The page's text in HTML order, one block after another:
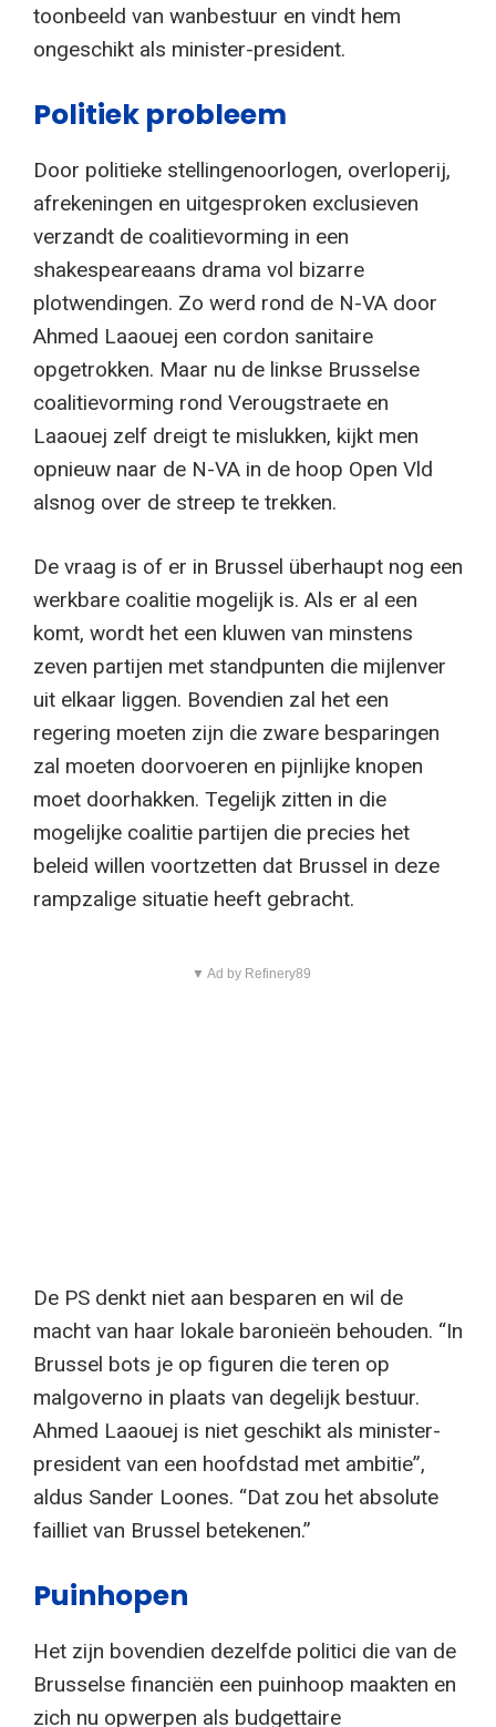
toonbeeld van wanbestuur en vindt hem
ongeschikt als minister-president.
Politiek probleem
Door politieke stellingenoorlogen, overloperij,
afrekeningen en uitgesproken exclusieven
verzandt de coalitievorming in een
shakespeareaans drama vol bizarre
plotwendingen. Zo werd rond de N-VA door
Ahmed Laaouej een cordon sanitaire
opgetrokken. Maar nu de linkse Brusselse
coalitievorming rond Verougstraete en
Laaouej zelf dreigt te mislukken, kijkt men
opnieuw naar de N-VA in de hoop Open Vld
alsnog over de streep te trekken.
De vraag is of er in Brussel überhaupt nog een
werkbare coalitie mogelijk is. Als er al een
komt, wordt het een kluwen van minstens
zeven partijen met standpunten die mijlenver
uit elkaar liggen. Bovendien zal het een
regering moeten zijn die zware besparingen
zal moeten doorvoeren en pijnlijke knopen
moet doorhakken. Tegelijk zitten in die
mogelijke coalitie partijen die precies het
beleid willen voortzetten dat Brussel in deze
rampzalige situatie heeft gebracht.
▼ Ad by Refinery89
De PS denkt niet aan besparen en wil de
macht van haar lokale baronieën behouden. “In
Brussel bots je op figuren die teren op
malgoverno in plaats van degelijk bestuur.
Ahmed Laaouej is niet geschikt als minister-
president van een hoofdstad met ambitie”,
aldus Sander Loones. “Dat zou het absolute
failliet van Brussel betekenen.”
Puinhopen
Het zijn bovendien dezelfde politici die van de
Brusselse financiën een puinhoop maakten en
zich nu opwerpen als budgettaire